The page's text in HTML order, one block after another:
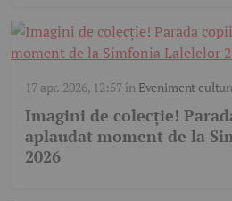
17 apr. 2026, 12:57în Eveniment
Imagini de colecție!
aplaudat moment de la
2026